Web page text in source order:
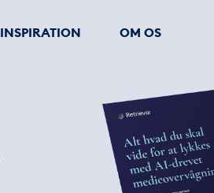
INSPIRATION OM OS